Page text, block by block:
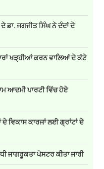
ਡਾ. ਜਗਜੀਤ ਸਿੰਘ ਨੇ ਦੰਦਾਂ ਦੇ
ਖੜ੍ਹੀਆਂ ਕਰਨ ਵਾਲਿਆਂ ਦੇ ਕੱਟੇ
ਆਦਮੀ ਪਾਰਟੀ ਵਿੱਚ ਹੋਏ
ਵਿਕਾਸ ਕਾਰਜਾਂ ਲਈ ਗ੍ਰਾਂਟਾਂ ਦੇ
ਜਾਗਰੂਕਤਾ ਪੋਸਟਰ ਕੀਤਾ ਜਾਰੀ